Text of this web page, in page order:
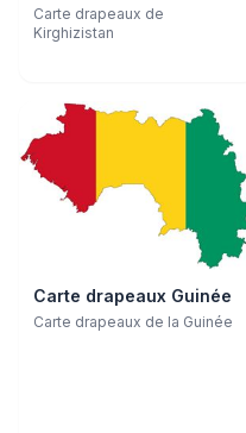
Carte drapeaux de
Kirghizistan
Carte drapeaux Guinée
Carte drapeaux de la Guinée